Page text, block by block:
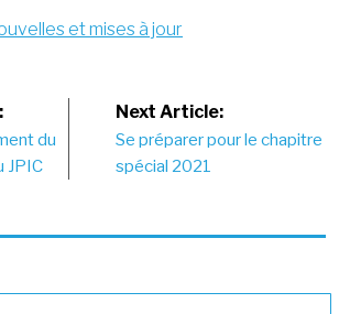
et mises à jour
du
JPIC
Next Article:
Se préparer pour le chapitre
spécial 2021